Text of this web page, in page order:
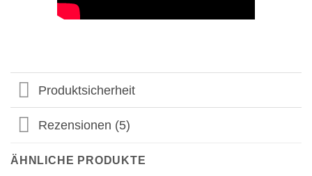
Produktsicherheit
Rezensionen (5)
ÄHNLICHE PRODUKTE